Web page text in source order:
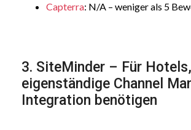
Capterra: N/A – weniger als 5
3. SiteMinder – Für
eigenständige Channel
Integration benötigen